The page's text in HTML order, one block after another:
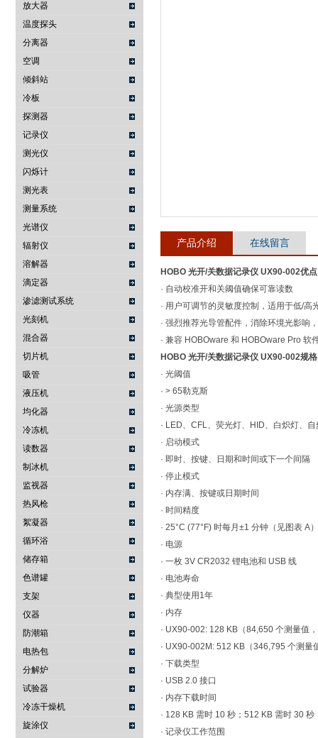
武汉提沃克科技有限公司
放大器
温度探头
分离器
空调
倾斜站
冷板
探测器
记录仪
测光仪
闪烁计
测光表
测量系统
光谱仪
辐射仪
溶解器
滴定器
渗滤测试系统
光刻机
混合器
切片机
吸管
液压机
均化器
冷冻机
读数器
制冰机
监视器
热风枪
絮凝器
循环浴
储存箱
色谱罐
支架
仪器
防潮箱
电热包
分解炉
试验器
冷冻干燥机
旋涂仪
产品介绍 在线留言
HOBO 光开/关数据记录仪 UX90-002优点
· 自动校准开和关阈值确保可靠读数
· 用户可调节的灵敏度控制，适用于低/高
· 强烈推荐光导管配件，消除环境光影响
· 兼容 HOBOware 和 HOBOware Pro 软
HOBO 光开/关数据记录仪 UX90-002规格
· 光阈值
· > 65勒克斯
· 光源类型
· LED、CFL、荧光灯、HID、白炽灯、自
· 启动模式
· 即时、按键、日期和时间或下一个间隔
· 停止模式
· 内存满、按键或日期时间
· 时间精度
· 25°C (77°F) 时每月±1 分钟（见图表 A）
· 电源
· 一枚 3V CR2032 锂电池和 USB 线
· 电池寿命
· 典型使用1年
· 内存
· UX90-002: 128 KB（84,650 个测量值
· UX90-002M: 512 KB（346,795 个测量
· 下载类型
· USB 2.0 接口
· 内存下载时间
· 128 KB 需时 10 秒；512 KB 需时 30 秒
· 记录仪工作范围